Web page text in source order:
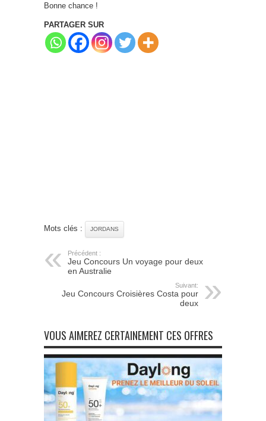
Bonne chance !
PARTAGER SUR
Mots clés : JORDANS
Précédent :
Jeu Concours Un voyage pour deux
en Australie
Suivant:
Jeu Concours Croisières Costa pour
deux
VOUS AIMEREZ CERTAINEMENT CES OFFRES